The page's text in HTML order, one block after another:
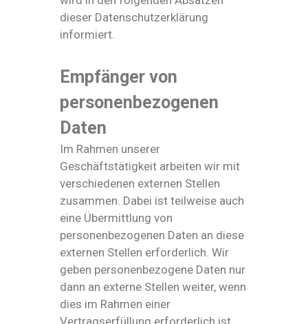
dieser Datenschutzerklärung
informiert.
Empfänger von
personenbezogenen
Daten
Im Rahmen unserer
Geschäftstätigkeit arbeiten wir mit
verschiedenen externen Stellen
zusammen. Dabei ist teilweise auch
eine Übermittlung von
personenbezogenen Daten an diese
externen Stellen erforderlich. Wir
geben personenbezogene Daten nur
dann an externe Stellen weiter, wenn
dies im Rahmen einer
Vertragserfüllung erforderlich ist,